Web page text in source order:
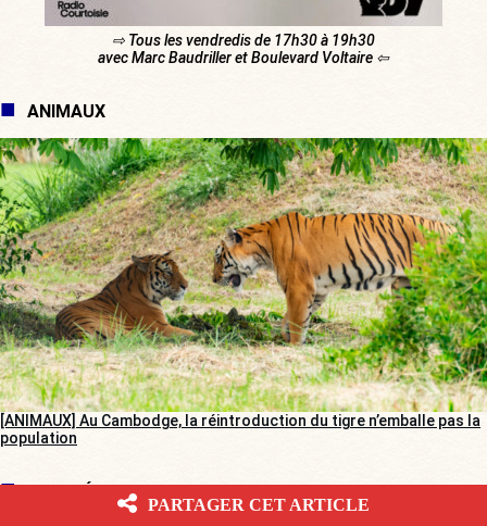
⇨ Tous les vendredis de 17h30 à 19h30
avec Marc Baudriller et Boulevard Voltaire ⇦
ANIMAUX
[ANIMAUX] Au Cambodge, la réintroduction du tigre n’emballe pas la
population
PARTAGER CET ARTICLE